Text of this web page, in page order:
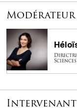
Modérateur
Intervenant